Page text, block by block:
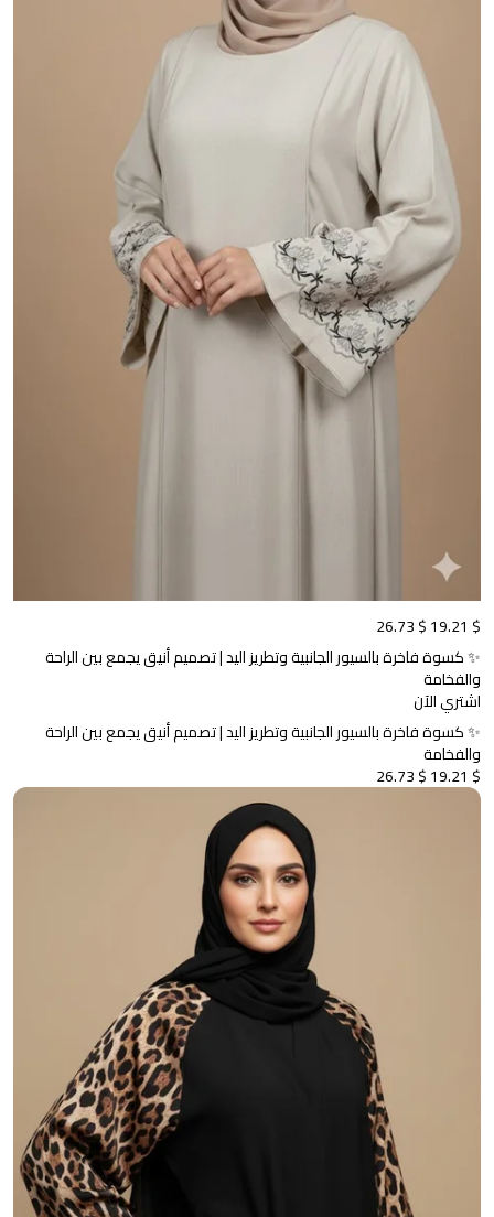
$ 19.21
$ 26.73
✨ كسوة فاخرة بالسيور الجانبية وتطريز اليد | تصميم أنيق يجمع بين الراحة
والفخامة
اشتري الآن
✨ كسوة فاخرة بالسيور الجانبية وتطريز اليد | تصميم أنيق يجمع بين الراحة
والفخامة
$ 19.21
$ 26.73